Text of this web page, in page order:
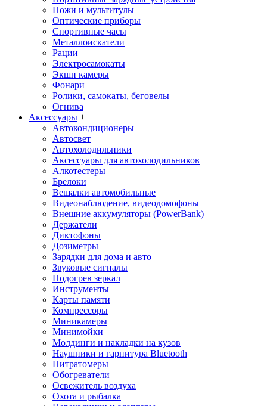
Ножи и мультитулы
Оптические приборы
Спортивные часы
Металлоискатели
Рации
Электросамокаты
Экшн камеры
Фонари
Ролики, самокаты, беговелы
Огнива
Аксессуары +
Автокондиционеры
Aвтосвет
Автохолодильники
Аксессуары для автохолодильников
Алкотестеры
Брелоки
Вешалки автомобильные
Видеонаблюдение, видеодомофоны
Внешние аккумуляторы (PowerBank)
Держатели
Диктофоны
Дозиметры
Зарядки для дома и авто
Звуковые сигналы
Подогрев зеркал
Инструменты
Карты памяти
Компрессоры
Миникамеры
Минимойки
Молдинги и накладки на кузов
Наушники и гарнитура Bluetooth
Нитратомеры
Обогреватели
Освежитель воздуха
Охота и рыбалка